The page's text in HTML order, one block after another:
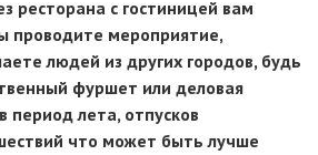
ресторана с гостиницей вам
проводите мероприятие,
людей из других городов, будь
фуршет или деловая
период лета, отпусков
что может быть лучше